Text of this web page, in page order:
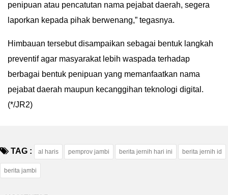
penipuan atau pencatutan nama pejabat daerah, segera
laporkan kepada pihak berwenang,” tegasnya.
Himbauan tersebut disampaikan sebagai bentuk langkah
preventif agar masyarakat lebih waspada terhadap
berbagai bentuk penipuan yang memanfaatkan nama
pejabat daerah maupun kecanggihan teknologi digital.
(*/JR2)
TAG : al haris pemprov jambi berita jernih hari ini berita jernih id
berita jambi